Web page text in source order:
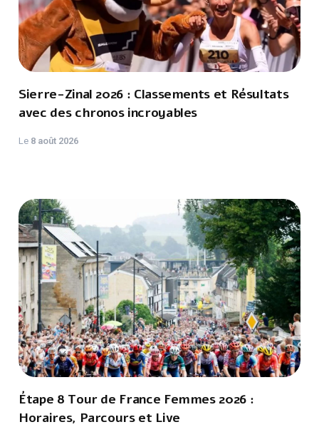
Sierre-Zinal 2026 : Classements et Résultats
avec des chronos incroyables
Le 8 août 2026
Étape 8 Tour de France Femmes 2026 :
Horaires, Parcours et Live